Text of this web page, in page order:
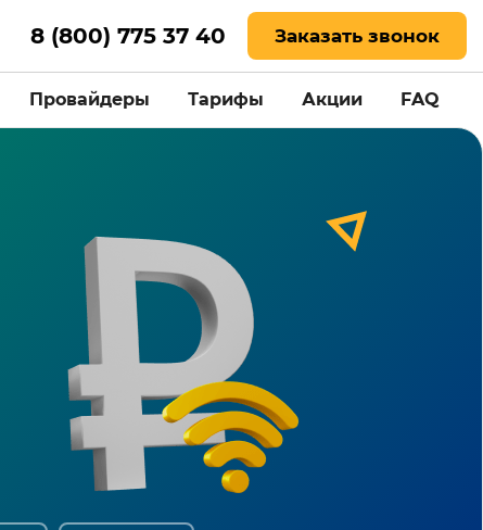
8 (800) 775 37 40 Заказать звонок
Провайдеры Тарифы Акции FAQ